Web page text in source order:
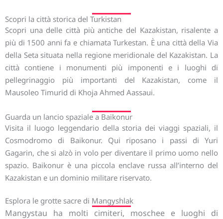
Scopri la città storica del Turkistan
Scopri una delle città più antiche del Kazakistan, risalente a
più di 1500 anni fa e chiamata Turkestan. È una città della Via
della Seta situata nella regione meridionale del Kazakistan. La
città contiene i monumenti più imponenti e i luoghi di
pellegrinaggio più importanti del Kazakistan, come il
Mausoleo Timurid di Khoja Ahmed Aassaui.
Guarda un lancio spaziale a Baikonur
Visita il luogo leggendario della storia dei viaggi spaziali, il
Cosmodromo di Baikonur. Qui riposano i passi di Yuri
Gagarin, che si alzò in volo per diventare il primo uomo nello
spazio. Baikonur è una piccola enclave russa all’interno del
Kazakistan e un dominio militare riservato.
Esplora le grotte sacre di Mangyshlak
Mangystau ha molti cimiteri, moschee e luoghi di